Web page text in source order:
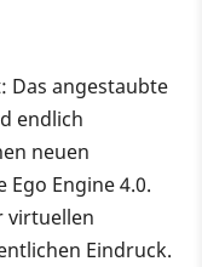
Das angestaubte
endlich
neuen
Engine 4.0.
virtuellen
Eindruck.